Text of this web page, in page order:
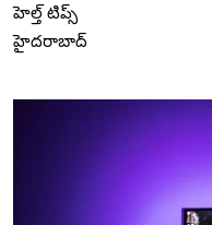
హెల్త్ టిప్స్
హైదరాబాద్